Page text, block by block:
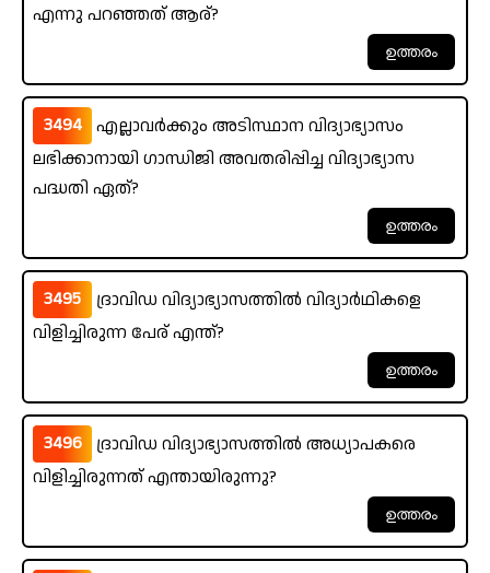
എന്നു പറഞ്ഞത് ആര്?
3494 എല്ലാവർക്കും അടിസ്ഥാന വിദ്യാഭ്യാസം
ലഭിക്കാനായി ഗാന്ധിജി അവതരിപ്പിച്ച വിദ്യാഭ്യാസ
പദ്ധതി ഏത്?
3495
ദ്രാവിഡ വിദ്യാഭ്യാസത്തിൽ വിദ്യാർഥികളെ
വിളിച്ചിരുന്ന പേര് എന്ത്?
3496
ദ്രാവിഡ വിദ്യാഭ്യാസത്തിൽ അധ്യാപകരെ
വിളിച്ചിരുന്നത് എന്തായിരുന്നു?